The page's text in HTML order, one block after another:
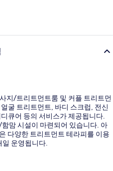
지/트리트먼트룸 및 커플 트리트먼
굴 트리트먼트, 바디 스크럽, 전신
큐어 등의 서비스가 제공됩니다.
맘 시설이 마련되어 있습니다. 아
다양한 트리트먼트 테라피를 이용
일 운영됩니다.